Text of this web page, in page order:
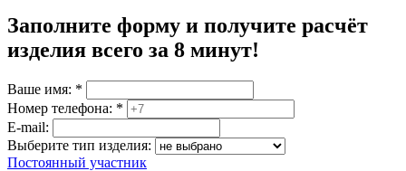
Заполните форму и получите расчёт
изделия всего за 8 минут!
Ваше имя: *
Номер телефона: *
E-mail:
Выберите тип изделия:
Постоянный участник